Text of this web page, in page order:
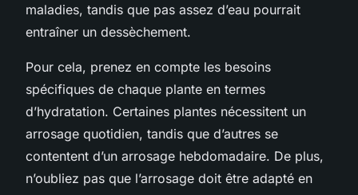
maladies, tandis que pas assez d’eau pourrait
entraîner un dessèchement.
Pour cela, prenez en compte les besoins
spécifiques de chaque plante en termes
d’hydratation. Certaines plantes nécessitent un
arrosage quotidien, tandis que d’autres se
contentent d’un arrosage hebdomadaire. De plus,
n’oubliez pas que l’arrosage doit être adapté en